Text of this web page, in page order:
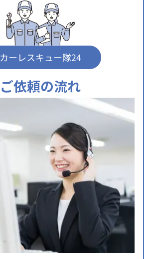
カーレスキュー隊24
ご依頼の流れ